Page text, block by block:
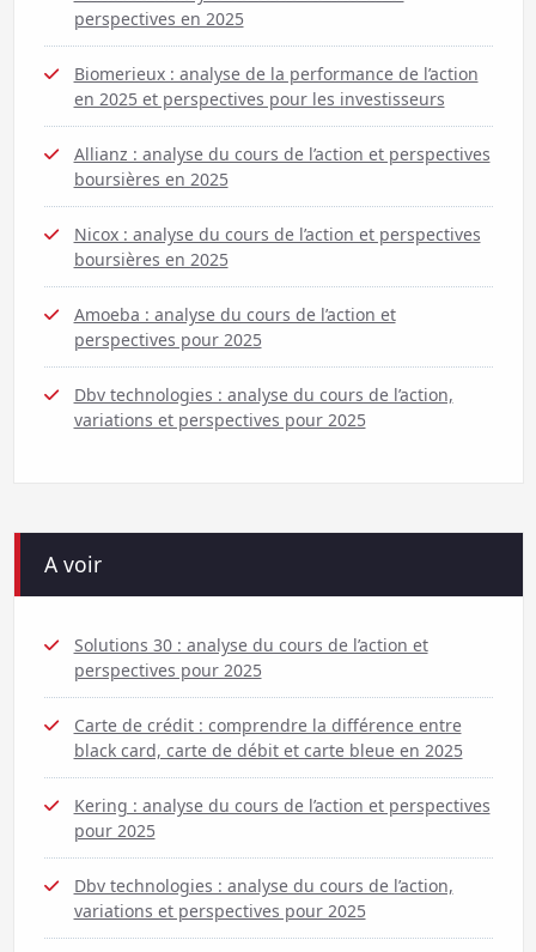
perspectives en 2025
Biomerieux : analyse de la performance de l’action
en 2025 et perspectives pour les investisseurs
Allianz : analyse du cours de l’action et perspectives
boursières en 2025
Nicox : analyse du cours de l’action et perspectives
boursières en 2025
Amoeba : analyse du cours de l’action et
perspectives pour 2025
Dbv technologies : analyse du cours de l’action,
variations et perspectives pour 2025
A voir
Solutions 30 : analyse du cours de l’action et
perspectives pour 2025
Carte de crédit : comprendre la différence entre
black card, carte de débit et carte bleue en 2025
Kering : analyse du cours de l’action et perspectives
pour 2025
Dbv technologies : analyse du cours de l’action,
variations et perspectives pour 2025